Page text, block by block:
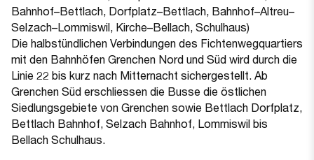
Bahnhof–Bettlach, Dorfplatz–Bettlach, Bahnhof–Altreu–
Selzach–Lommiswil, Kirche–Bellach, Schulhaus)
Die halbstündlichen Verbindungen des Fichtenwegquartiers
mit den Bahnhöfen Grenchen Nord und Süd wird durch die
Linie 22 bis kurz nach Mitternacht sichergestellt. Ab
Grenchen Süd erschliessen die Busse die östlichen
Siedlungsgebiete von Grenchen sowie Bettlach Dorfplatz,
Bettlach Bahnhof, Selzach Bahnhof, Lommiswil bis
Bellach Schulhaus.